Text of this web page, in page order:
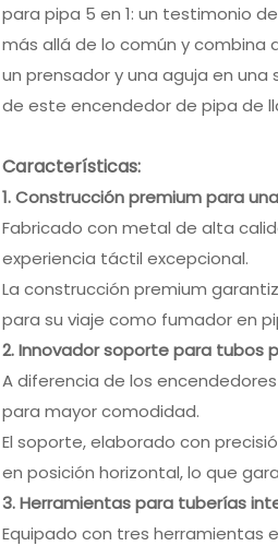
para pipa 5 en 1: un testimonio
más allá de lo común y combina
un prensador y una aguja en
de este encendedor de pipa de
Características:
1. Construcción premium para
Fabricado con metal de alta
experiencia táctil excepcional.
La construcción premium
para su viaje como fumador en
2. Innovador soporte para tubos
A diferencia de los
para mayor comodidad.
El soporte, elaborado con
en posición horizontal, lo que
3. Herramientas para tuberías
Equipado con tres herramientas